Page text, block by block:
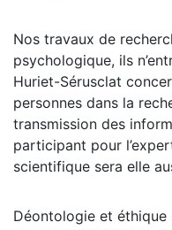
Nos travaux de
psychologique, ils
Huriet-Sérusclat
personnes dans la
transmission des
participant pour
scientifique sera elle
Déontologie et éthique